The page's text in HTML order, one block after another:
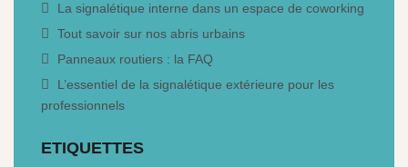
La signalétique interne dans un espace de coworking
Tout savoir sur nos abris urbains
Panneaux routiers : la FAQ
L’essentiel de la signalétique extérieure pour les
professionnels
ETIQUETTES